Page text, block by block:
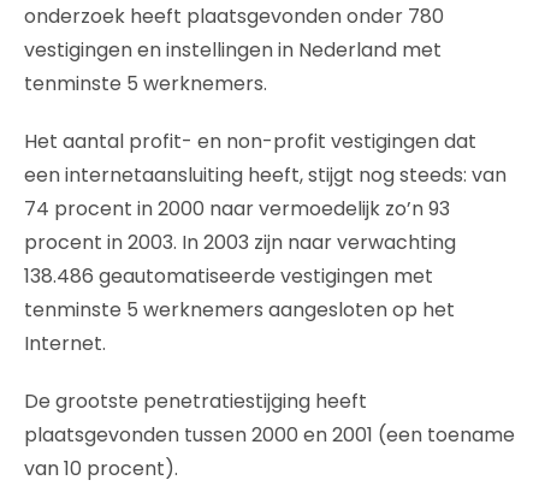
onderzoek heeft plaatsgevonden onder 780
vestigingen en instellingen in Nederland met
tenminste 5 werknemers.
Het aantal profit- en non-profit vestigingen dat
een internetaansluiting heeft, stijgt nog steeds: van
74 procent in 2000 naar vermoedelijk zo’n 93
procent in 2003. In 2003 zijn naar verwachting
138.486 geautomatiseerde vestigingen met
tenminste 5 werknemers aangesloten op het
Internet.
De grootste penetratiestijging heeft
plaatsgevonden tussen 2000 en 2001 (een toename
van 10 procent).